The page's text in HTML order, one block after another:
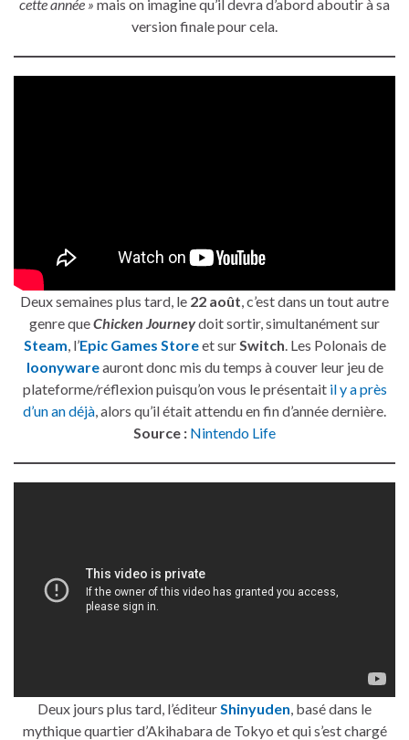
cette année » mais on imagine qu’il devra d’abord aboutir à sa
version finale pour cela.
Deux semaines plus tard, le 22 août, c’est dans un tout autre
genre queChicken Journeydoit sortir, simultanément sur
Steam, l’Epic Games Storeet surSwitch. Les Polonais de
loonywareauront donc mis du temps à couver leur jeu de
plateforme/réflexion puisqu’on vous le présentait il y a près
d’un an déjà, alors qu’il était attendu en fin d’année dernière.
Source : Nintendo Life
Deux jours plus tard, l’éditeur Shinyuden , basé dans le
mythique quartier d’Akihabara de Tokyo et qui s’est chargé